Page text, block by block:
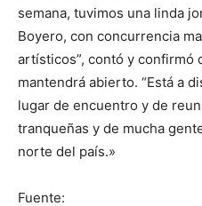
semana, tuvimos una linda
Boyero, con concurrencia
artísticos”, contó y confirmó
mantendrá abierto. “Está a
lugar de encuentro y de
tranqueñas y de mucha
norte del país.»
Fuente: